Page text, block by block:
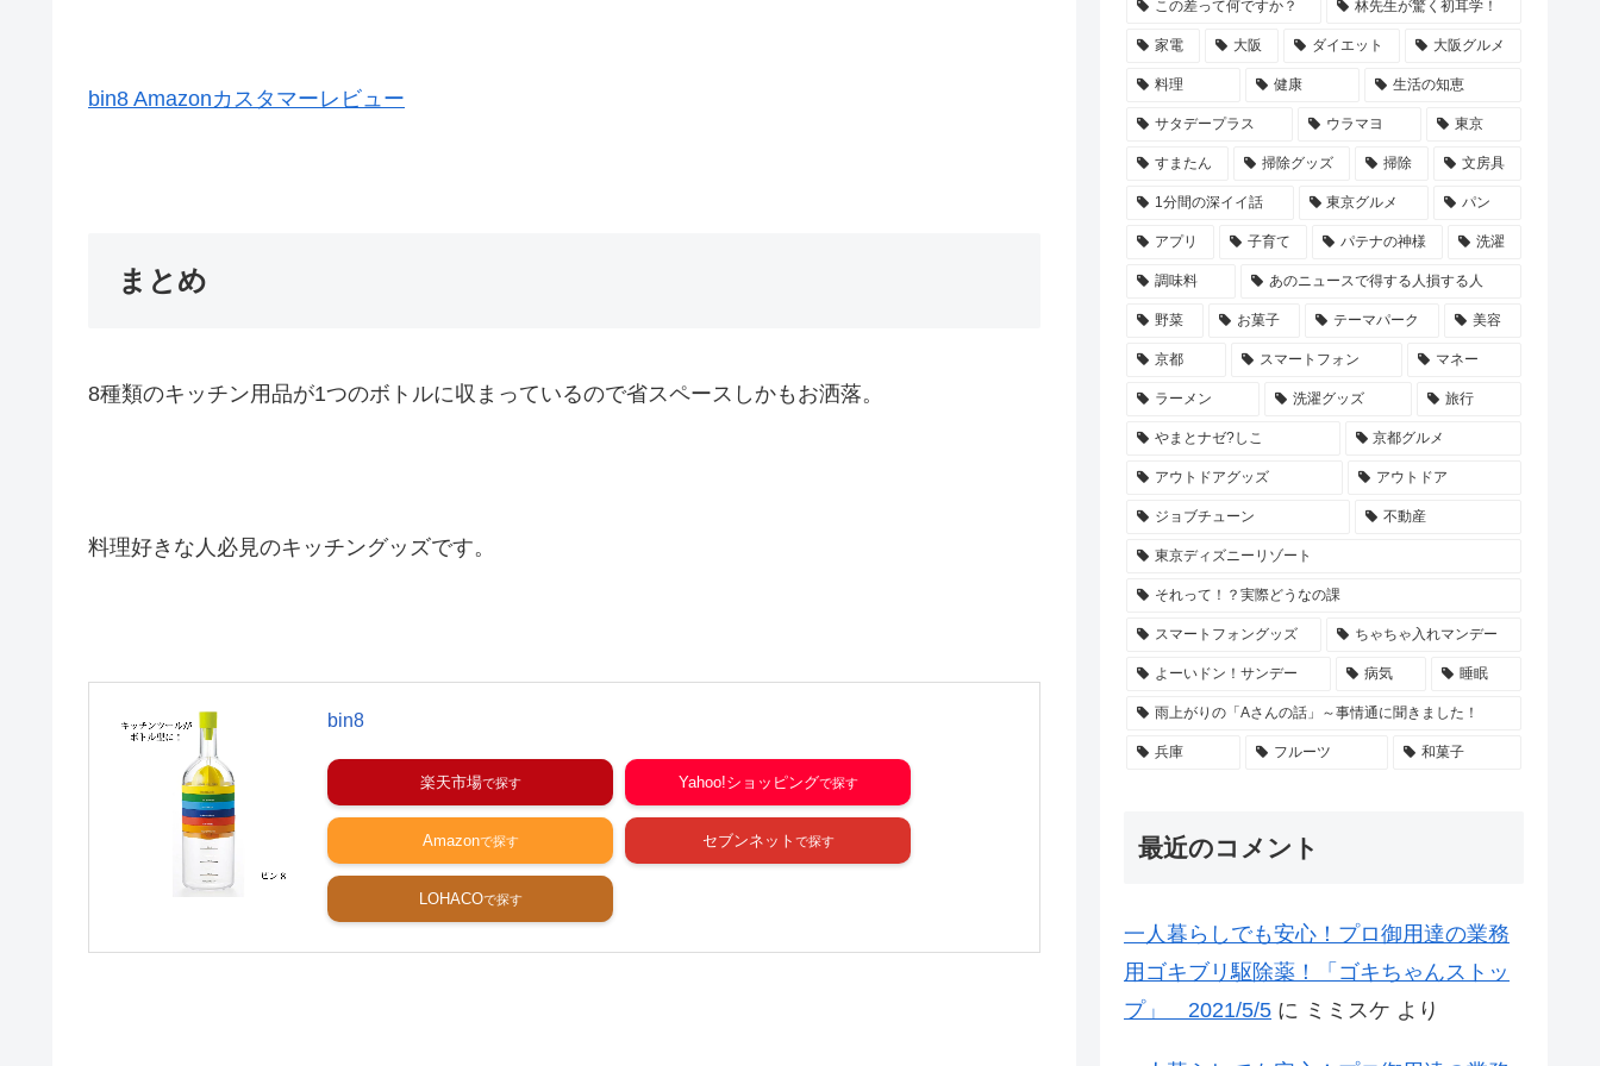
bin8 Amazonカスタマーレビュー
まとめ
8種類のキッチン用品が1つのボトルに収まっているので省スペースしかもお洒落。
料理好きな人必見のキッチングッズです。
bin8
楽天市場 Yahoo!ショッピング
Amazon セブンネット
LOHACO
この差って何ですか？ 林先生が驚く初耳学！
家電 大阪 ダイエット 大阪グルメ
料理 健康 生活の知恵
サタデープラス ウラマヨ 東京
すまたん 掃除グッズ 掃除 文房具
1分間の深イイ話 東京グルメ パン
アプリ 子育て パテナの神様 洗濯
調味料 あのニュースで得する人損する人
野菜 お菓子 テーマパーク 美容
京都 スマートフォン マネー
ラーメン 洗濯グッズ 旅行
やまとナゼ?しこ 京都グルメ
アウトドアグッズ アウトドア
ジョブチューン 不動産
東京ディズニーリゾート
それって！？実際どうなの課
スマートフォングッズ ちゃちゃ入れマンデー
よーいドン！サンデー 病気 睡眠
雨上がりの「Aさんの話」～事情通に聞きました！
兵庫 フルーツ 和菓子
最近のコメント
一人暮らしでも安心！プロ御用達の業務
用ゴキブリ駆除薬！「ゴキちゃんストッ
プ」 2021/5/5 に ミミスケ より